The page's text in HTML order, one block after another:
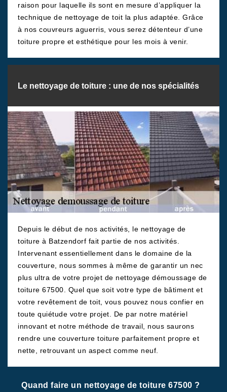
raison pour laquelle ils sont en mesure d’appliquer la
technique de nettoyage de toit la plus adaptée. Grâce
à nos couvreurs aguerris, vous serez détenteur d’une
toiture propre et esthétique pour les mois à venir.
Le nettoyage de toiture : une de nos spécialités
Depuis le début de nos activités, le nettoyage de
toiture à Batzendorf fait partie de nos activités.
Intervenant essentiellement dans le domaine de la
couverture, nous sommes à même de garantir un nec
plus ultra de votre projet de nettoyage démoussage de
toiture 67500. Quel que soit votre type de bâtiment et
votre revêtement de toit, vous pouvez nous confier en
toute quiétude votre projet. De par notre matériel
innovant et notre méthode de travail, nous saurons
rendre une couverture toiture parfaitement propre et
nette, retrouvant un aspect comme neuf.
Quand faire un nettoyage de toiture 67500 ?